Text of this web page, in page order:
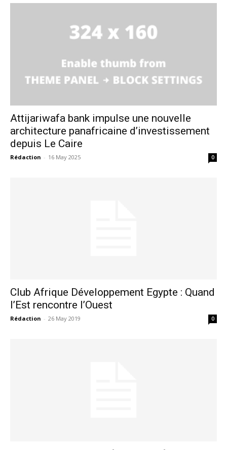
Attijariwafa bank impulse une nouvelle
architecture panafricaine d’investissement
depuis Le Caire
Rédaction - 16 May 2025 0
Club Afrique Développement Egypte : Quand
l’Est rencontre l’Ouest
Rédaction - 26 May 2019 0